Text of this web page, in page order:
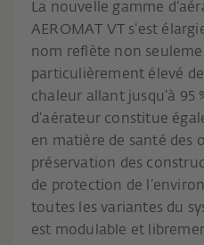
La nouvelle gamme
AEROMAT VT s’est
nom reflète non
particulièrement élevé
chaleur allant jusqu’à 95
d’aérateur constitue
en matière de santé des
préservation des
de protection de
toutes les variantes du
est modulable et